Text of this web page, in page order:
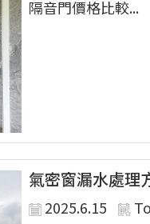
隔音門價格比較...
氣密窗漏水處理
2025.6.15